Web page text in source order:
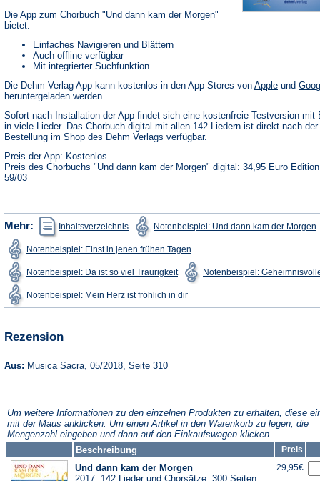
Die App zum Chorbuch "Und dann kam der Morgen"
bietet:
Einfaches Navigieren und Blättern
Auch offline verfügbar
Mit integrierter Suchfunktion
Die Dehm Verlag App kann kostenlos in den App Stores von Apple(Öffnet
neuen
Tab)
und
heruntergeladen werden.
Sofort nach Installation der App findet sich eine kostenfreie Testversion mit
in viele Lieder. Das Chorbuch digital mit allen 142 Liedern ist direkt nach der
Bestellung im Shop des Dehm Verlags verfügbar.
Preis der App: Kostenlos
Preis des Chorbuchs "Und dann kam der Morgen" digital: 34,95 Euro
59/03
Mehr: Inhaltsverzeichnis
(Öffnet
in
einem
neuen
Notenbeispiel: Und dann kam der Morgen
Notenbeispiel: Einst in jenen frühen Tagenin
einem
neuen
Tab)
Notenbeispiel: Da ist so viel Traurigkeit
(Öffnet
in
einem
neuen
Tab)
Notenbeispiel:
Notenbeispiel: Mein Herz ist fröhlich in dirin
einem
Rezension
Aus: Musica Sacra(Öffnet
, 05/2018, Seite 310
Um weitere Informationen zu den einzelnen Produkten zu erhalten, diese
mit der Maus anklicken. Um einen Artikel in den Warenkorb zu legen, die
Mengenzahl eingeben und dann auf den Einkaufswagen klicken.
Beschreibung
Preis
Und dann kam der Morgen
2017, 142 Lieder und Chorsätze, 300 Seiten,
29,95€